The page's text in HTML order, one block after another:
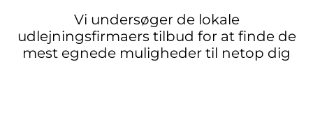
Vi undersøger de lokale
udlejningsfirmaers tilbud for at finde de
mest egnede muligheder til netop dig